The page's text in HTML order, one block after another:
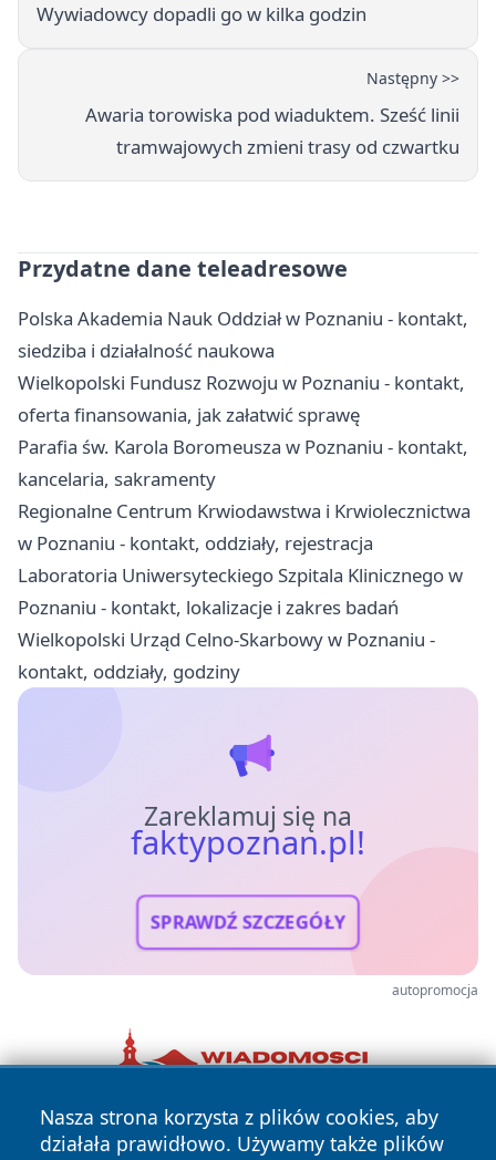
Wywiadowcy dopadli go w kilka godzin
Następny >>
Awaria torowiska pod wiaduktem. Sześć linii
tramwajowych zmieni trasy od czwartku
Przydatne dane teleadresowe
Polska Akademia Nauk Oddział w Poznaniu - kontakt,
siedziba i działalność naukowa
Wielkopolski Fundusz Rozwoju w Poznaniu - kontakt,
oferta finansowania, jak załatwić sprawę
Parafia św. Karola Boromeusza w Poznaniu - kontakt,
kancelaria, sakramenty
Regionalne Centrum Krwiodawstwa i Krwiolecznictwa
w Poznaniu - kontakt, oddziały, rejestracja
Laboratoria Uniwersyteckiego Szpitala Klinicznego w
Poznaniu - kontakt, lokalizacje i zakres badań
Wielkopolski Urząd Celno-Skarbowy w Poznaniu -
kontakt, oddziały, godziny
Zareklamuj się na
faktypoznan.pl!
SPRAWDŹ SZCZEGÓŁY
autopromocja
Nasza strona korzysta z plików cookies, aby
działała prawidłowo. Używamy także plików